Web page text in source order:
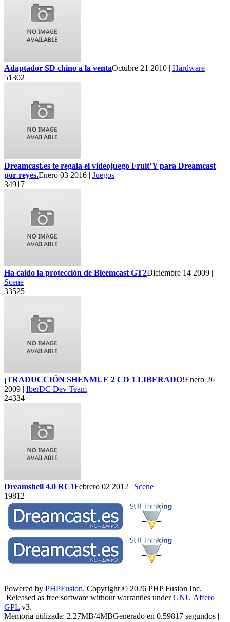
Adaptador SD chino a la ventaOctubre 21 2010 | Hardware
51302
Dreamcast.es te regala el videojuego Fruit’Y para Dreamcast
por reyes.Enero 03 2016 | Juegos
34917
Ha caido la protección de Bleemcast GT2Diciembre 14 2009 |
Scene
33525
¡TRADUCCIÓN SHENMUE 2 CD 1 LIBERADO!Enero 26
2009 | IberDC Dev Team
24334
Dreamshell 4.0 RC1Febrero 02 2012 | Scene
19812
Powered by PHPFusion. Copyright © 2026 PHP Fusion Inc.
Released as free software without warranties underGNU Affero
GPL v3.
Memoria utilizada: 2.27MB/4MBGenerado en 0.59817 segundos |